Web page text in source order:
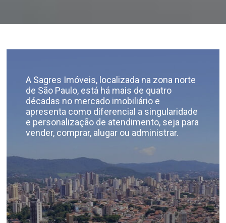
A Sagres Imóveis, localizada na zona norte
de São Paulo, está há mais de quatro
décadas no mercado imobiliário e
apresenta como diferencial a singularidade
e personalização de atendimento, seja para
vender, comprar, alugar ou administrar.